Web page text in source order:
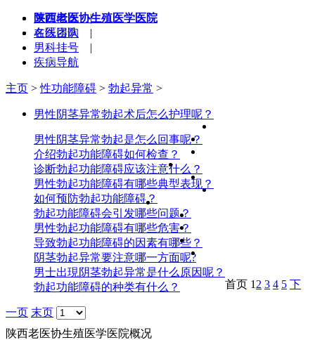
陕西老医协生殖医学医院
在线咨询
医院概况|
名医团队 |
男科挂号 |
疾病导航
主页 >性功能障碍 > 勃起异常 >
男性阴茎异常勃起术后怎么护理呢？
男性阴茎异常勃起是怎么回事呢？
介绍勃起功能障碍如何检查？
诊断勃起功能障碍应该注意什么？
男性勃起功能障碍有哪些典型表现？
如何预防勃起功能障碍？
勃起功能障碍会引发哪些问题？
男性勃起功能障碍有哪些危害？
导致勃起功能障碍的因素有哪些？
阴茎勃起异常要注意哪一方面呢?
男士出現阴茎勃起异常是什么原因呢？
勃起功能障碍的种类有什么？
首页 1 2 3 4 5 下
一页 末页
陕西老医协生殖医学医院概况